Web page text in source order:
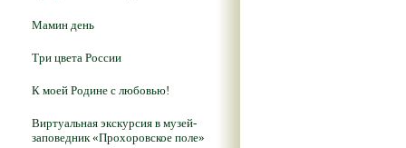
Мамин день
Три цвета России
К моей Родине с любовью!
Виртуальная экскурсия в музей-
заповедник «Прохоровское поле»